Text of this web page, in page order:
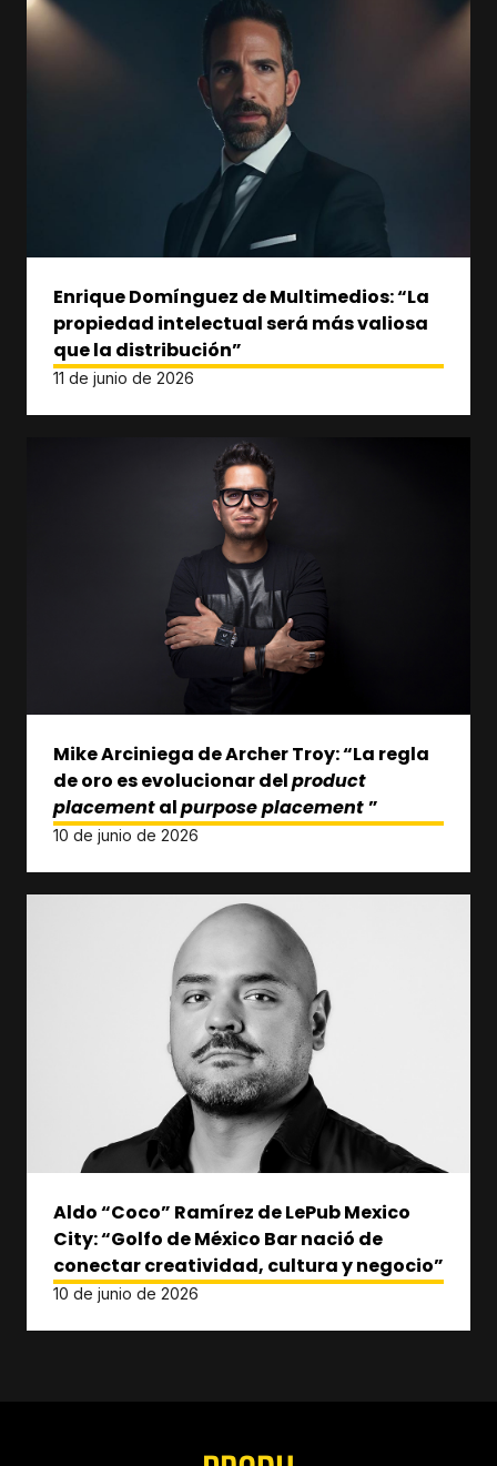
Enrique Domínguez de Multimedios: “La
propiedad intelectual será más valiosa
que la distribución”
11 de junio de 2026
Mike Arciniega de Archer Troy: “La regla
de oro es evolucionar delproduct
placementalpurpose placement”
10 de junio de 2026
Aldo “Coco” Ramírez de LePub Mexico
City: “Golfo de México Bar nació de
conectar creatividad, cultura y negocio”
10 de junio de 2026